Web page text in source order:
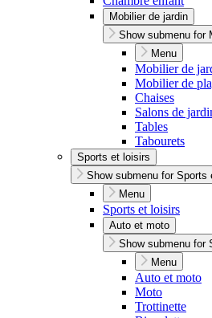
Mobilier de jardin
Show submenu for
Menu
Mobilier de
Mobilier de
Chaises
Salons de
Tables
Tabourets
Sports et loisirs
Show submenu for Sports
Menu
Sports et loisirs
Auto et moto
Show submenu for
Menu
Auto et moto
Moto
Trottinette